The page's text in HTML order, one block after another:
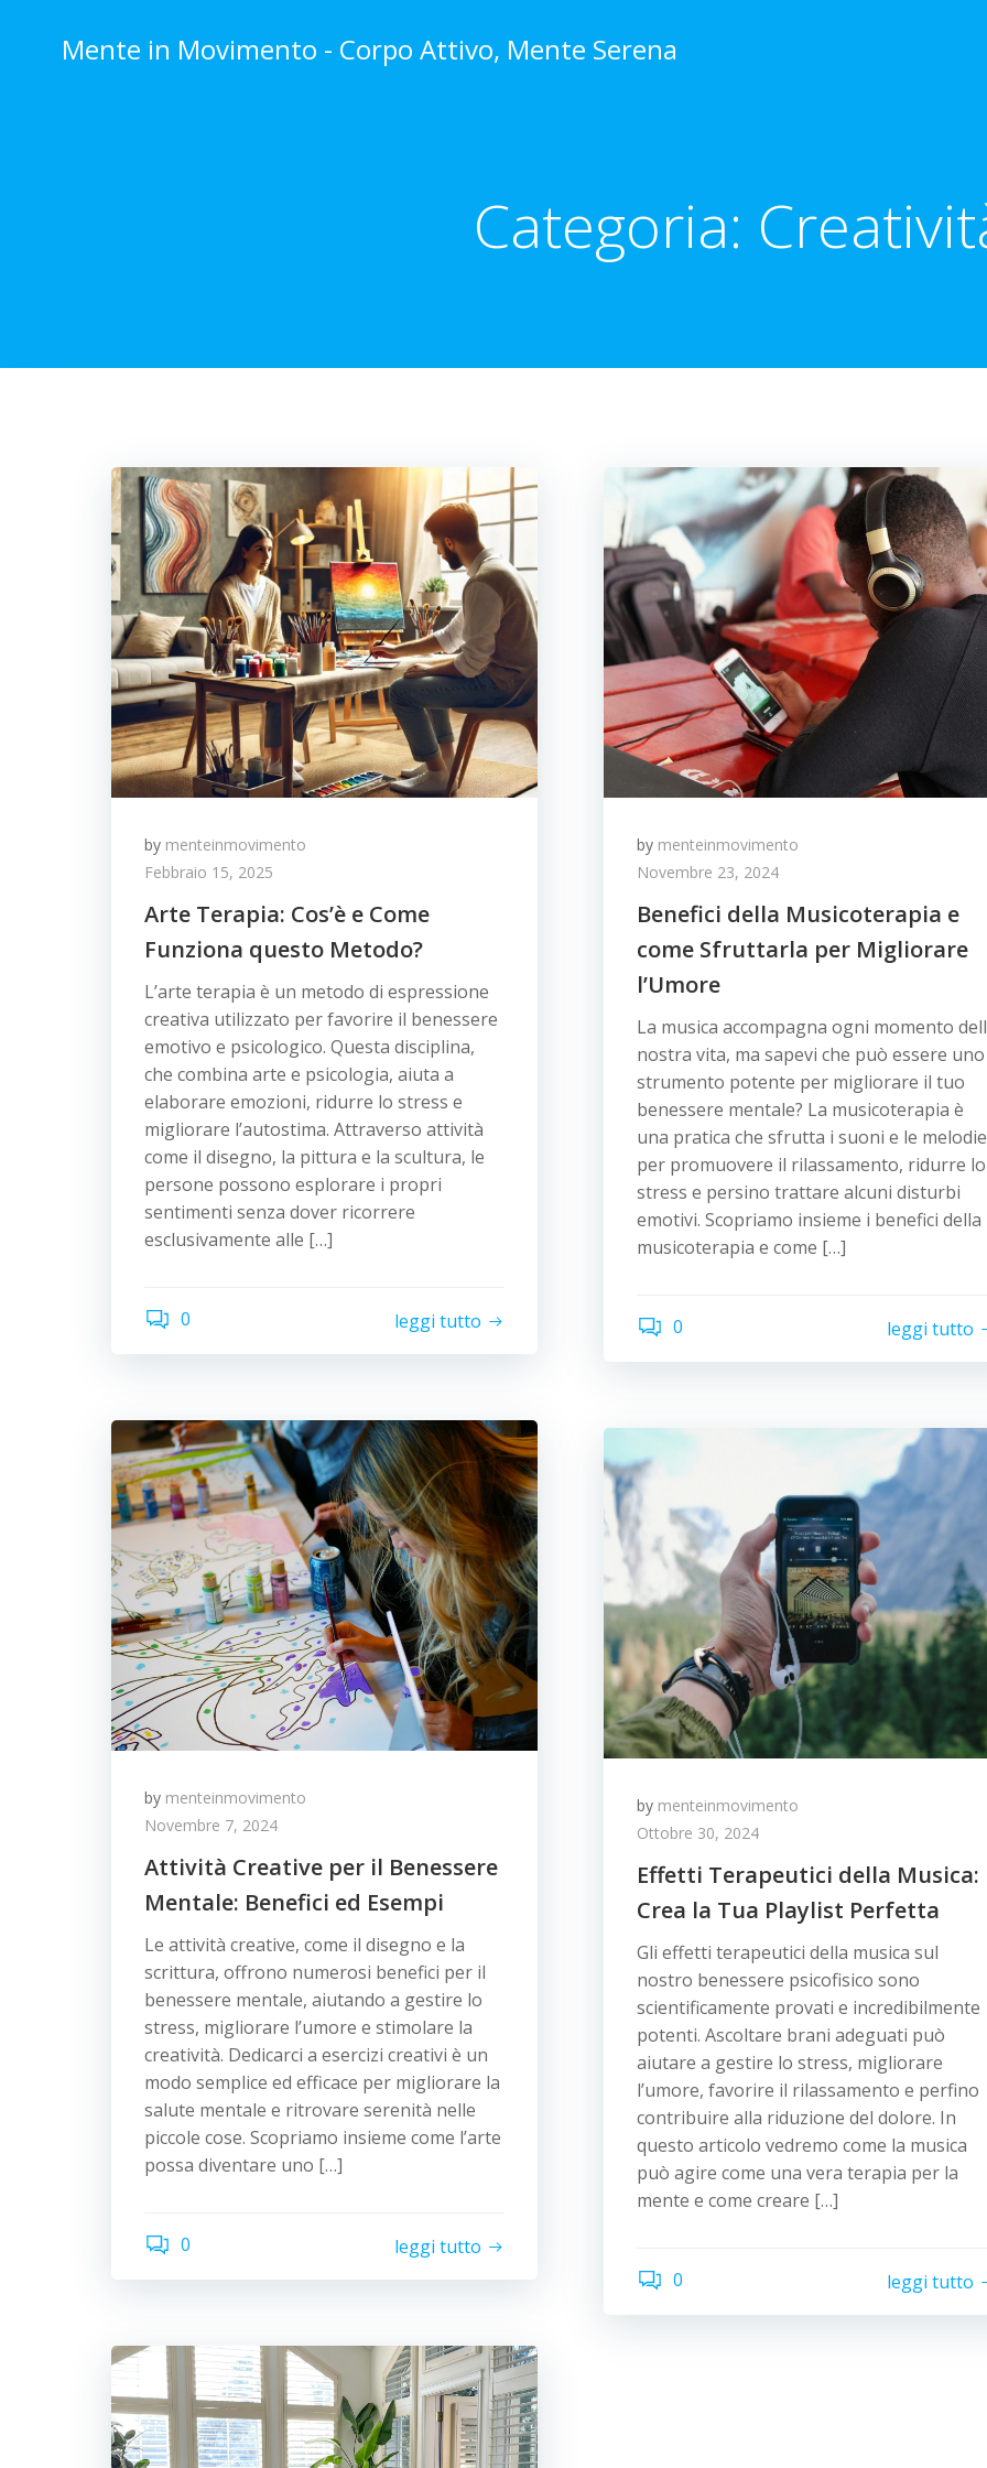
contenutoMente in Movimento - Corpo Attivo, Mente Serena
Categoria:
by menteinmovimento
Febbraio 15, 2025
Arte Terapia: Cos’è e Come
Funziona questo Metodo?
L’arte terapia è un metodo di espressione
creativa utilizzato per favorire il benessere
emotivo e psicologico. Questa disciplina,
che combina arte e psicologia, aiuta a
elaborare emozioni, ridurre lo stress e
migliorare l’autostima. Attraverso attività
come il disegno, la pittura e la scultura, le
persone possono esplorare i propri
sentimenti senza dover ricorrere
esclusivamente alle […]
0 leggi tutto
by menteinmovimento
Novembre 23, 2024
Benefici della Musicoterapia e
come Sfruttarla per Migliorare
l’Umore
La musica accompagna ogni momento
nostra vita, ma sapevi che può essere uno
strumento potente per migliorare il tuo
benessere mentale? La musicoterapia è
una pratica che sfrutta i suoni e le melodie
per promuovere il rilassamento, ridurre lo
stress e persino trattare alcuni disturbi
emotivi. Scopriamo insieme i benefici della
musicoterapia e come […]
0 leggi tutto
by menteinmovimento
Novembre 7, 2024
Attività Creative per il Benessere
Mentale: Benefici ed Esempi
Le attività creative, come il disegno e la
scrittura, offrono numerosi benefici per il
benessere mentale, aiutando a gestire lo
stress, migliorare l’umore e stimolare la
creatività. Dedicarci a esercizi creativi è un
modo semplice ed efficace per migliorare la
salute mentale e ritrovare serenità nelle
piccole cose. Scopriamo insieme come l’arte
possa diventare uno […]
0 leggi tutto
by menteinmovimento
Ottobre 30, 2024
Effetti Terapeutici della Musica:
Crea la Tua Playlist Perfetta
Gli effetti terapeutici della musica sul
nostro benessere psicofisico sono
scientificamente provati e incredibilmente
potenti. Ascoltare brani adeguati può
aiutare a gestire lo stress, migliorare
l’umore, favorire il rilassamento e perfino
contribuire alla riduzione del dolore. In
questo articolo vedremo come la musica
può agire come una vera terapia per la
mente e come creare […]
0 leggi tutto